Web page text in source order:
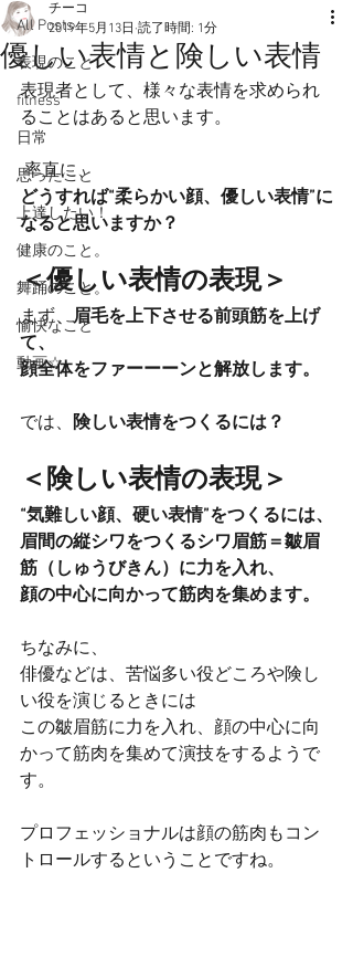
All Posts
表現のこと
fitness
日常
思ったこと
上達したい！
健康のこと。
舞踊のこと。
愉快なこと
動画☆
優しい表情と険しい表情
チーコ
2019年5月13日 読了時間: 1分
表現者として、様々な表情を求められ
ることはあると思います。
率直に、
どうすれば“柔らかい顔、優しい表情”に
なると思いますか？
＜優しい表情の表現＞
まず、眉毛を上下させる前頭筋を上げ
て、
顔全体をファーーーンと解放します。
では、 険しい表情をつくるには？
＜険しい表情の表現＞
“気難しい顔、硬い表情”をつくるには、
眉間の縦シワをつくるシワ眉筋＝皺眉
筋（しゅうびきん）に力を入れ、
顔の中心に向かって筋肉を集めます。
ちなみに、
俳優などは、苦悩多い役どころや険し
い役を演じるときには
この皺眉筋に力を入れ、顔の中心に向
かって筋肉を集めて演技をするようで
す。
プロフェッショナルは顔の筋肉もコン
トロールするということですね。